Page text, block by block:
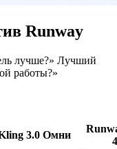
Runway
лучше?» Лучший
работы?»
3.0 Омни